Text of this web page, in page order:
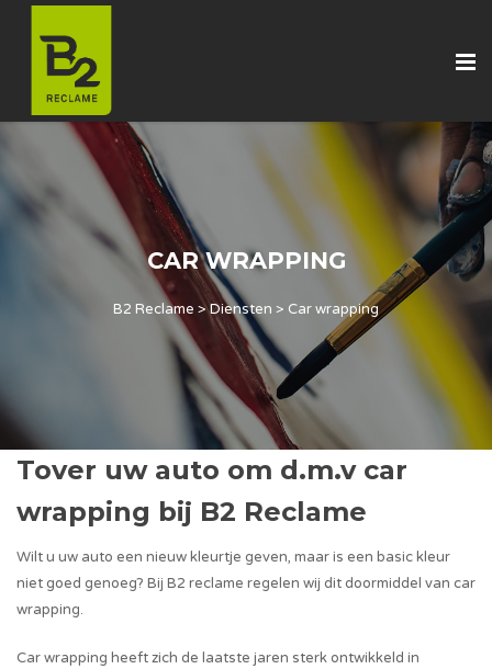
CAR WRAPPING
B2 Reclame >Diensten > Car wrapping
Tover uw auto om d.m.v car
wrapping bij B2 Reclame
Wilt u uw auto een nieuw kleurtje geven, maar is een basic kleur
niet goed genoeg? Bij B2 reclame regelen wij dit doormiddel van car
wrapping.
Car wrapping heeft zich de laatste jaren sterk ontwikkeld in